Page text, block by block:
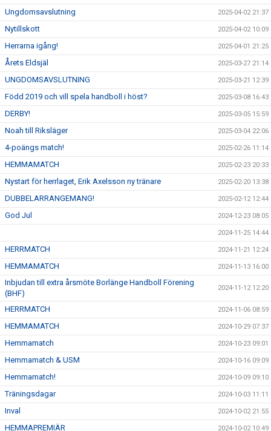
Ungdomsavslutning 2025-04-02 21:37
Nytillskott 2025-04-02 10:09
Herrarna igång! 2025-04-01 21:25
Årets Eldsjäl 2025-03-27 21:14
UNGDOMSAVSLUTNING 2025-03-21 12:39
Född 2019 och vill spela handboll i höst? 2025-03-08 16:43
DERBY! 2025-03-05 15:59
Noah till Riksläger 2025-03-04 22:06
4-poängs match! 2025-02-26 11:14
HEMMAMATCH 2025-02-23 20:33
Nystart för herrlaget, Erik Axelsson ny tränare 2025-02-20 13:38
DUBBELARRANGEMANG! 2025-02-12 12:44
God Jul 2024-12-23 08:05
2024-11-25 14:44
HERRMATCH 2024-11-21 12:24
HEMMAMATCH 2024-11-13 16:00
Inbjudan till extra årsmöte Borlänge Handboll Förening
(BHF)
2024-11-12 12:20
HERRMATCH 2024-11-06 08:59
HEMMAMATCH 2024-10-29 07:37
Hemmamatch 2024-10-23 09:01
Hemmamatch & USM 2024-10-16 09:09
Hemmamatch! 2024-10-09 09:10
Träningsdagar 2024-10-03 11:11
Inval 2024-10-02 21:55
HEMMAPREMIÄR 2024-10-02 10:49